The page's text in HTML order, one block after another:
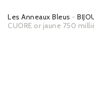
Les Anneaux Bleus
CUORE or jaune 750